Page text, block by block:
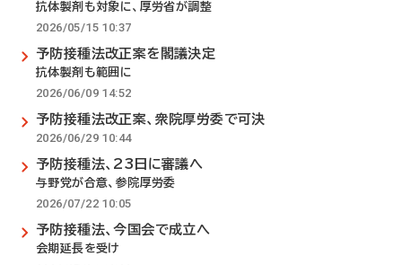
抗体製剤も対象に、厚労省が調整
2026/05/15 10:37
予防接種法改正案を閣議決定
抗体製剤も範囲に
2026/06/09 14:52
予防接種法改正案、衆院厚労委で可決
2026/06/29 10:44
予防接種法、23日に審議へ
与野党が合意、参院厚労委
2026/07/22 10:05
予防接種法、今国会で成立へ
会期延長を受け